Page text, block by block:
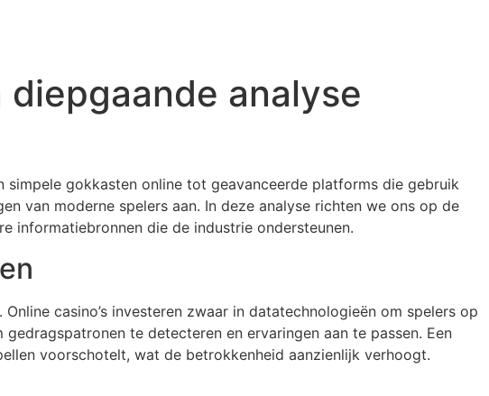
analyse
gokkasten online tot geavanceerde platforms die gebruik
van moderne spelers aan. In deze analyse richten we ons op de
informatiebronnen die de industrie ondersteunen.
casino’s investeren zwaar in datatechnologieën om spelers op
te detecteren en ervaringen aan te passen. Een
voorschotelt, wat de betrokkenheid aanzienlijk verhoogt.